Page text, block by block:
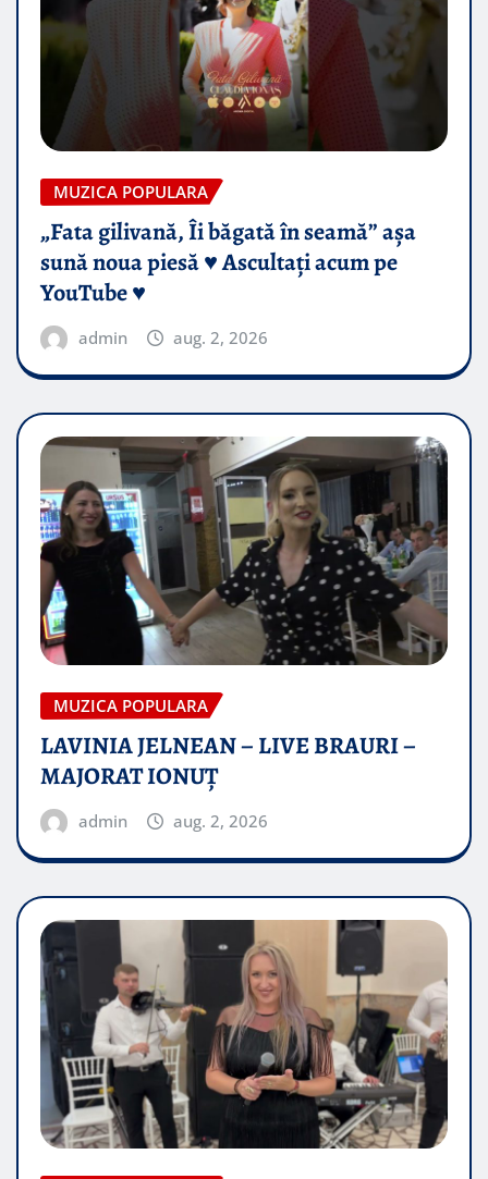
MUZICA POPULARA
„Fata gilivană, Îi băgată în seamă” așa
sună noua piesă ♥️ Ascultați acum pe
YouTube ♥️
admin aug. 2, 2026
MUZICA POPULARA
LAVINIA JELNEAN – LIVE BRAURI –
MAJORAT IONUŢ
admin aug. 2, 2026